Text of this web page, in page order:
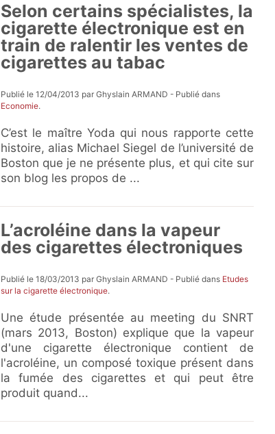
Selon certains spécialistes, la
cigarette électronique est en
train de ralentir les ventes de
cigarettes au tabac
Publié le 12/04/2013 par Ghyslain ARMAND - Publié dans
Economie.
C’est le maître Yoda qui nous rapporte cette
histoire, alias Michael Siegel de l’université de
Boston que je ne présente plus, et qui cite sur
son blog les propos de ...
L’acroléine dans la vapeur
des cigarettes électroniques
Publié le 18/03/2013 par Ghyslain ARMAND - Publié dans Etudes
sur la cigarette électronique.
Une étude présentée au meeting du SNRT
(mars 2013, Boston) explique que la vapeur
d'une cigarette électronique contient de
l'acroléine, un composé toxique présent dans
la fumée des cigarettes et qui peut être
produit quand...